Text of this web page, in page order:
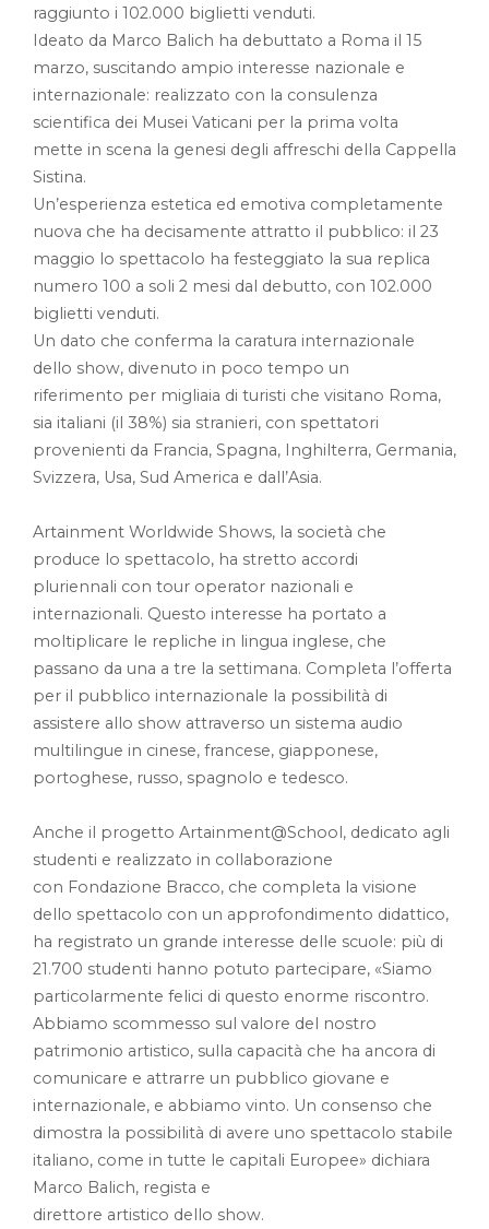
raggiunto i 102.000 biglietti venduti.
Ideato da Marco Balich ha debuttato a Roma il 15
marzo, suscitando ampio interesse nazionale e
internazionale: realizzato con la consulenza
scientifica dei Musei Vaticani per la prima volta
mette in scena la genesi degli affreschi della Cappella
Sistina.
Un’esperienza estetica ed emotiva completamente
nuova che ha decisamente attratto il pubblico: il 23
maggio lo spettacolo ha festeggiato la sua replica
numero 100 a soli 2 mesi dal debutto, con 102.000
biglietti venduti.
Un dato che conferma la caratura internazionale
dello show, divenuto in poco tempo un
riferimento per migliaia di turisti che visitano Roma,
sia italiani (il 38%) sia stranieri, con spettatori
provenienti da Francia, Spagna, Inghilterra, Germania,
Svizzera, Usa, Sud America e dall’Asia.
Artainment Worldwide Shows, la società che
produce lo spettacolo, ha stretto accordi
pluriennali con tour operator nazionali e
internazionali. Questo interesse ha portato a
moltiplicare le repliche in lingua inglese, che
passano da una a tre la settimana. Completa l’offerta
per il pubblico internazionale la possibilità di
assistere allo show attraverso un sistema audio
multilingue in cinese, francese, giapponese,
portoghese, russo, spagnolo e tedesco.
Anche il progetto Artainment@School, dedicato agli
studenti e realizzato in collaborazione
con Fondazione Bracco, che completa la visione
dello spettacolo con un approfondimento didattico,
ha registrato un grande interesse delle scuole: più di
21.700 studenti hanno potuto partecipare, «Siamo
particolarmente felici di questo enorme riscontro.
Abbiamo scommesso sul valore del nostro
patrimonio artistico, sulla capacità che ha ancora di
comunicare e attrarre un pubblico giovane e
internazionale, e abbiamo vinto. Un consenso che
dimostra la possibilità di avere uno spettacolo stabile
italiano, come in tutte le capitali Europee» dichiara
Marco Balich, regista e
direttore artistico dello show.